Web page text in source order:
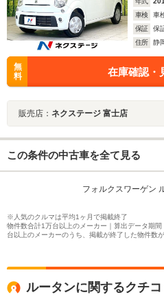
車検
車
保証
保
住所
静
無
料
在庫確認・
販売店： ネクステージ 富士店
この条件の中古車を全て見る
フォルクスワーゲン
※人気のクルマは平均1ヶ月で掲載終了
物件数合計1万台以上のメーカー｜算出データ期
台以上のメーカーのうち、掲載が終了した物件数
ルータンに関するクチ